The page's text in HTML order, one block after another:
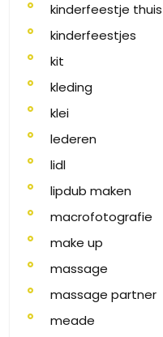
kinderfeestje thuis
kinderfeestjes
kit
kleding
klei
lederen
lidl
lipdub maken
macrofotografie
make up
massage
massage partner
meade